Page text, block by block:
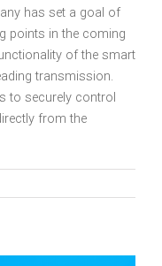
has set a goal of
points in the coming
of the smart
transmission.
to securely control
from the